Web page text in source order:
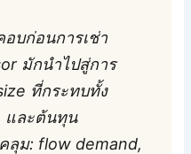
บก่อนการเช่า
มักนำไปสู่การ
ที่กระทบทั้ง
และต้นทุน
ลุม: flow demand,